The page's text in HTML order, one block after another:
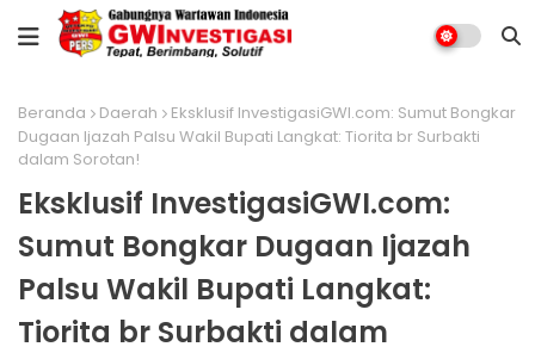
Beranda Daerah
Eksklusif InvestigasiGWI.com: Sumut Bongkar
Dugaan Ijazah Palsu Wakil Bupati Langkat: Tiorita br Surbakti
dalam Sorotan!
Eksklusif InvestigasiGWI.com:
Sumut Bongkar Dugaan Ijazah
Palsu Wakil Bupati Langkat:
Tiorita br Surbakti dalam